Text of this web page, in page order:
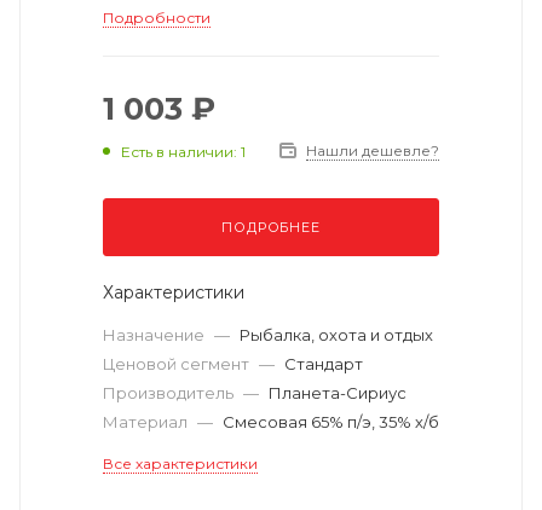
Подробности
1 003 ₽
Есть в наличии: 1 Нашли дешевле?
ПОДРОБНЕЕ
Характеристики
Назначение — Рыбалка, охота и отдых
Ценовой сегмент — Стандарт
Производитель — Планета-Сириус
Материал — Смесовая 65% п/э, 35% х/б
Все характеристики